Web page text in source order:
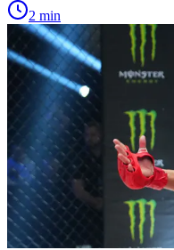
2 min